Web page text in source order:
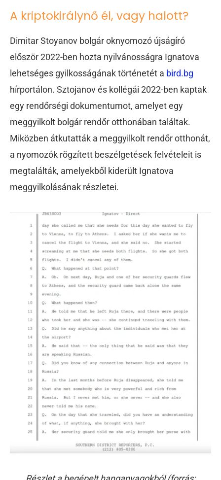
A kriptokirálynő él, vagy halott?
Dimitar Stoyanov bolgár oknyomozó újságíró
először 2022-ben hozta nyilvánosságra Ignatova
lehetséges gyilkosságának történetét a bird.bg
hírportálon. Sztojanov és kollégái 2022-ben kaptak
egy rendőrségi dokumentumot, amelyet egy
meggyilkolt bolgár rendőr otthonában találtak.
Miközben átkutatták a meggyilkolt rendőr otthonát,
a nyomozók rögzített beszélgetések felvételeit is
megtalálták, amelyekből kiderült Ignatova
meggyilkolásának részletei.